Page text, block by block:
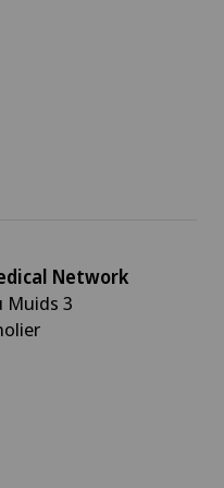
Network
Muids 3